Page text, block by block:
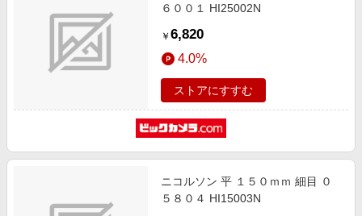
６００１ HI25002N
￥ 6,820
4.0%
ストアにすすむ
ニコルソン 平 １５０ｍｍ 細目 ０
５８０４ HI15003N